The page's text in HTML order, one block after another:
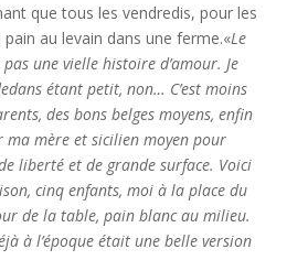
que tous les vendredis, pour les
au levain dans une ferme.«Le
une vielle histoire d’amour. Je
étant petit, non… C’est moins
des bons belges moyens, enfin
ma mère et sicilien moyen pour
liberté et de grande surface. Voici
cinq enfants, moi à la place du
de la table, pain blanc au milieu.
à l’époque était une belle version